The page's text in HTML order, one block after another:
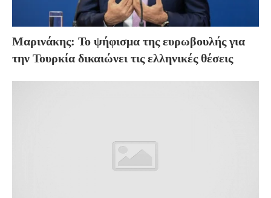
Μαρινάκης: Το ψήφισμα της ευρωβουλής για
την Τουρκία δικαιώνει τις ελληνικές θέσεις